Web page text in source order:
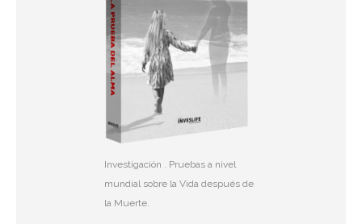
Investigación . Pruebas a nivel
mundial sobre la Vida después de
la Muerte.